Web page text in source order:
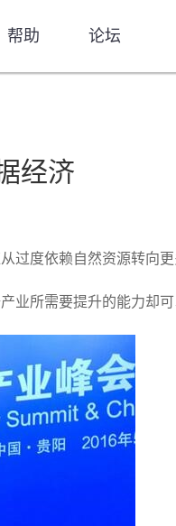
帮助 论坛
经济
过度依赖自然资源转向
业所需要提升的能力却